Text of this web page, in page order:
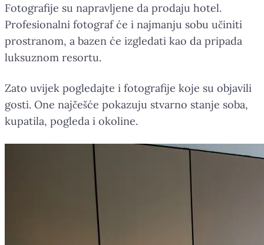
Fotografije su napravljene da prodaju hotel.
Profesionalni fotograf će i najmanju sobu učiniti
prostranom, a bazen će izgledati kao da pripada
luksuznom resortu.
Zato uvijek pogledajte i fotografije koje su objavili
gosti. One najčešće pokazuju stvarno stanje soba,
kupatila, pogleda i okoline.